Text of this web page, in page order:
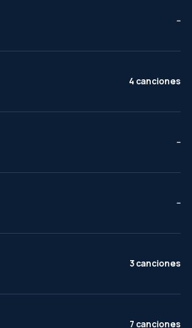
--
4 canciones
--
--
3 canciones
7 canciones